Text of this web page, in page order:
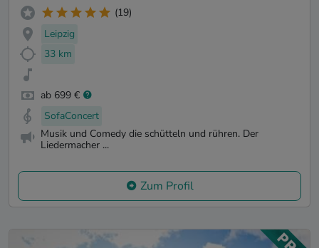
(19)
Leipzig
33 km
ab 699 €
SofaConcert
Musik und Comedy die schütteln und rühren. Der
Liedermacher ...
Zum Profil